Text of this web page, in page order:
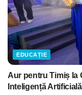
EDUCAȚIE
Aur pentru Timiș la
Inteligență